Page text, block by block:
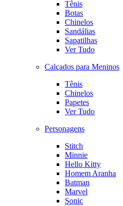
Tênis
Botas
Chinelos
Sandálias
Sapatilhas
Ver Tudo
Calçados para Meninos
Tênis
Chinelos
Papetes
Ver Tudo
Personagens
Stitch
Minnie
Hello Kitty
Homem Aranha
Batman
Marvel
Sonic